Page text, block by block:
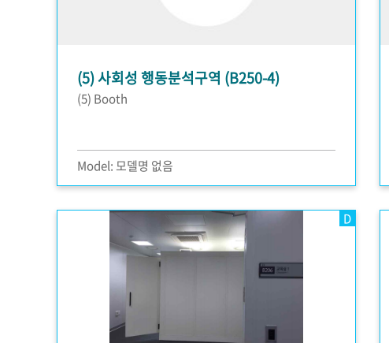
(5) 사회성 행동분석구역 (B250-4)
(5) Booth
Model: 모델명 없음
D